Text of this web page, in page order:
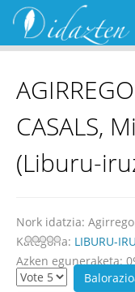
CASALS,
(Liburu-
Nork idatzia:
Kategoria: LIBURU-
Azken eguneraketa: